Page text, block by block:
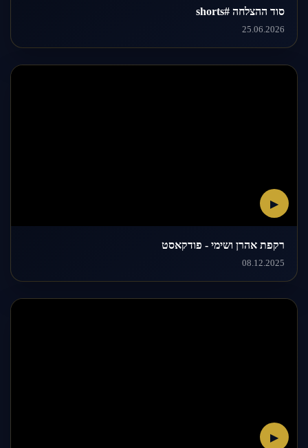
סוד ההצלחה #shorts
25.06.2026
▶
רקפת אהרן ושימי - פודקאסט
08.12.2025
▶